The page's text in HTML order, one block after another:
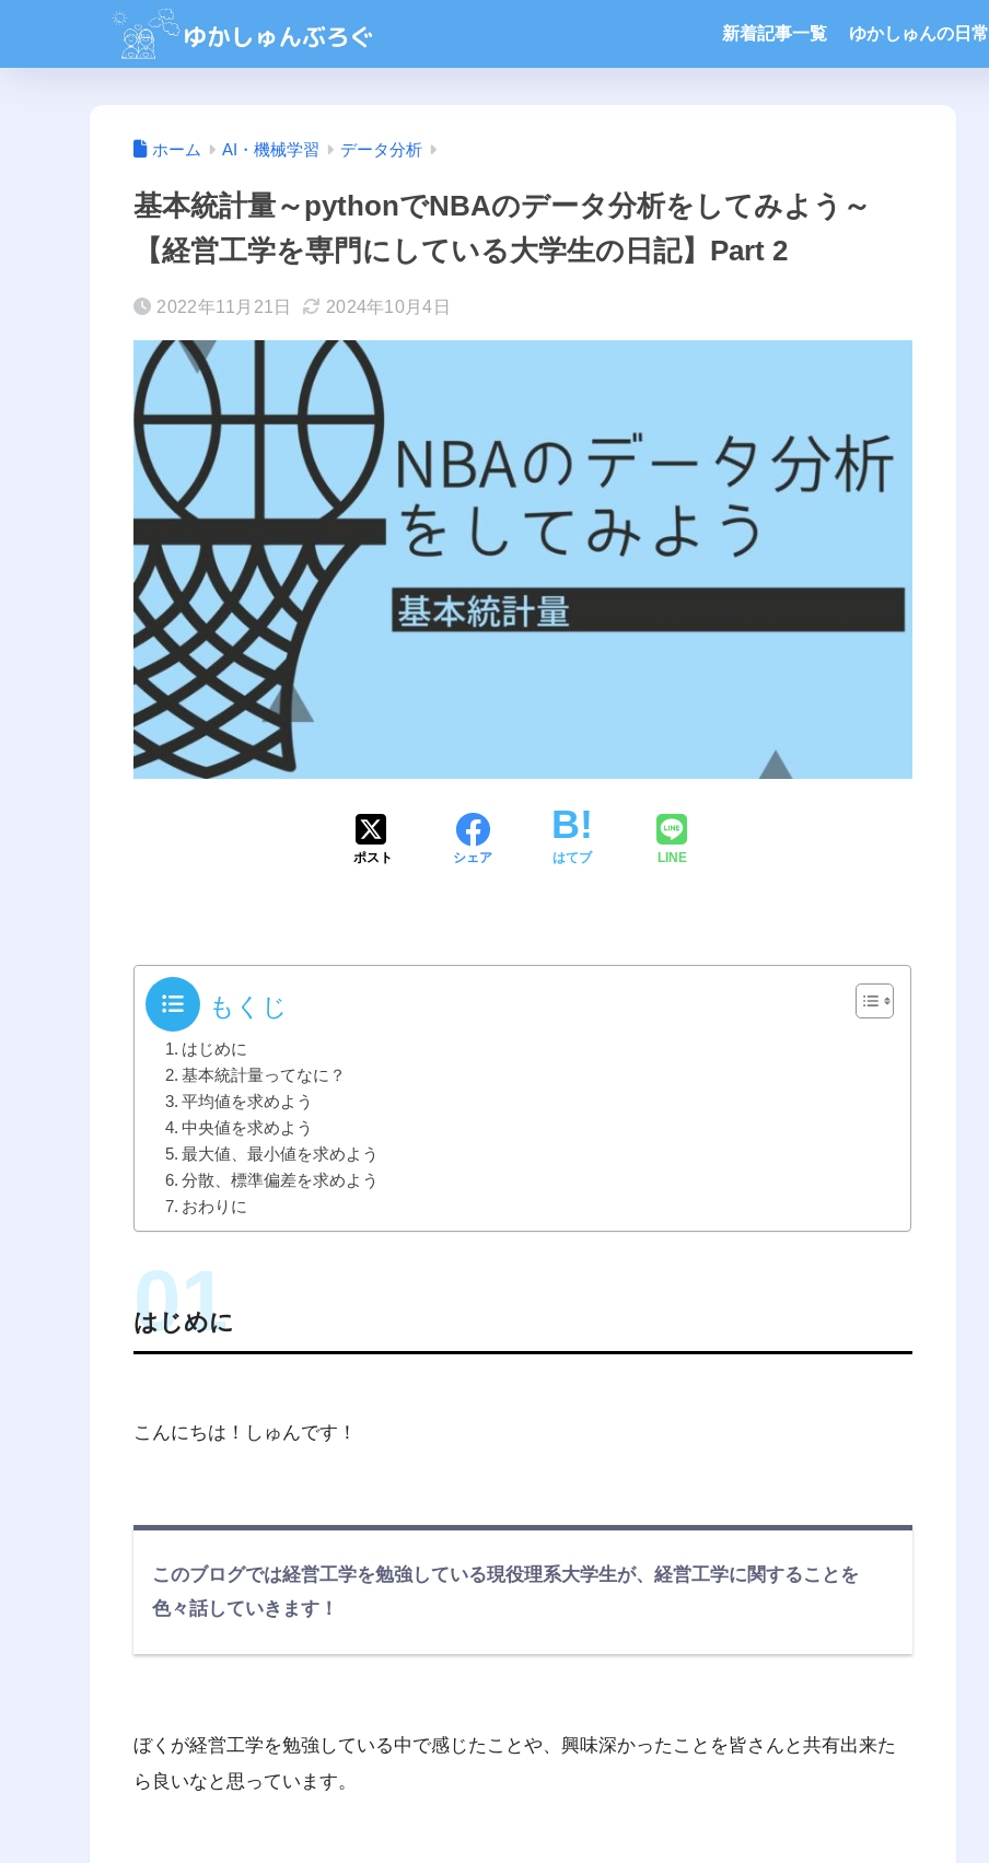
新着記事一覧 ゆかしゅんの日常
ホーム AI・機械学習 データ分析
基本統計量～pythonでNBAのデータ分析をしてみよう～
【経営工学を専門にしている大学生の日記】Part 2
2022年11月21日 2024年10月4日
ポスト シェア はてブ LINE
もくじ
はじめに
基本統計量ってなに？
平均値を求めよう
中央値を求めよう
最大値、最小値を求めよう
分散、標準偏差を求めよう
おわりに
はじめに
こんにちは！しゅんです！
このブログでは経営工学を勉強している現役理系大学生が、経営工学に関することを
色々話していきます！
ぼくが経営工学を勉強している中で感じたことや、興味深かったことを皆さんと共有出来た
ら良いなと思っています。